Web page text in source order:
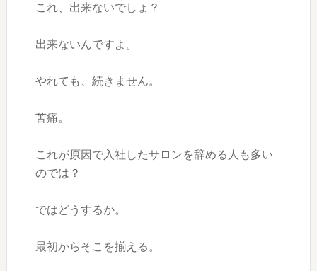
これ、出来ないでしょ？
出来ないんですよ。
やれても、続きません。
苦痛。
これが原因で入社したサロンを辞める人も多い
のでは？
ではどうするか。
最初からそこを揃える。